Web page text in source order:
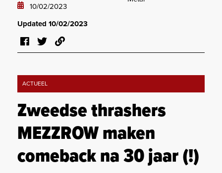
10/02/2023
Updated 10/02/2023
ACTUEEL
Zweedse thrashers
MEZZROW maken
comeback na 30 jaar (!)